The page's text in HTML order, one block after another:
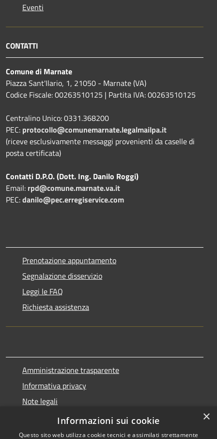
Eventi
CONTATTI
Comune di Marnate
Piazza Sant'Ilario, 1, 21050 - Marnate (VA)
Codice Fiscale: 00263510125 | Partita IVA: 00263510125
Centralino Unico: 0331.368200
PEC: protocollo@comunemarnate.legalmailpa.it
(riceve esclusivamente messaggi provenienti da caselle di
posta certificata)
Contatti D.P.O. (Dott. Ing. Danilo Roggi)
Email: rpd@comune.marnate.va.it
PEC:danilo@pec.erregiservice.com
Prenotazione appuntamento
Segnalazione disservizio
Leggi le FAQ
Richiesta assistenza
Amministrazione trasparente
Informativa privacy
Note legali
Dichiarazione di accessibilità
×
Informazioni sui cookie
Questo sito web utilizza cookie tecnici e assimilati strettamente